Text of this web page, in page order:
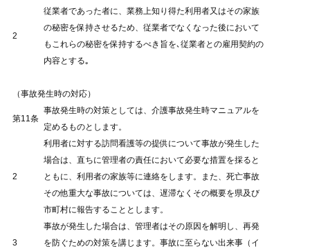
2
従業者であった者に、業務上知り得た利用者又はその家族
の秘密を保持させるため、従業者でなくなった後において
もこれらの秘密を保持するべき旨を､従業者との雇用契約の
内容とする｡
（事故発生時の対応）
第11条
事故発生時の対策としては、介護事故発生時マニュアルを
定めるものとします。
2
利用者に対する訪問看護等の提供について事故が発生した
場合は、直ちに管理者の責任において必要な措置を採ると
ともに、利用者の家族等に連絡をします。また、死亡事故
その他重大な事故については、遅滞なくその概要を県及び
市町村に報告することとします。
3
事故が発生した場合は、管理者はその原因を解明し、再発
を防ぐための対策を講じます。事故に至らない出来事（イ